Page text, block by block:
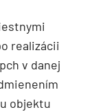
realizácii
v danej
objektu